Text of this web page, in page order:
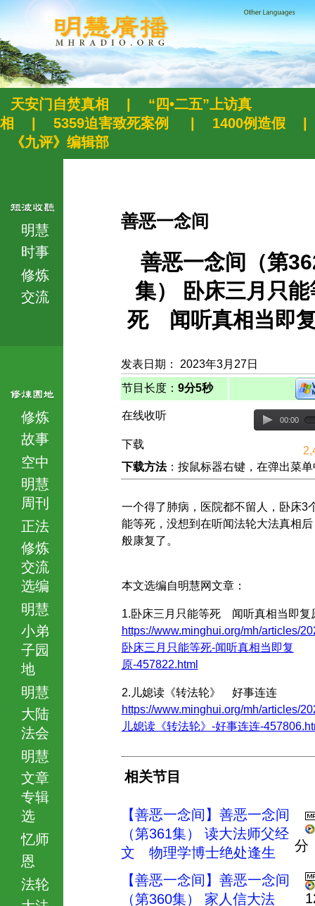
天安门自焚真相
“四•二五”上访真
相
5359迫害致死案例 1400例造假
《九评》编辑部
明慧
时事
修炼
交流
修炼
故事
空中
明慧
周刊
正法
修炼
交流
选编
明慧
小弟
子园
地
明慧
大陆
法会
明慧
文章
专辑
选
忆师
恩
法轮
善恶一念间
善恶一念间（第
集） 卧床三月只能
死 闻听真相当即
发表日期： 2023年3月27日
节目长度： 9分5秒
在线收听 00:00
下载
下载方法：按鼠标器右键，在弹出菜
一个得了肺病，医院都不留人，卧床3
能等死，没想到在听闻法轮大法真相
般康复了。
本文选编自明慧网文章：
1.卧床三月只能等死 闻听真相当即复
https://www.minghui.org/mh/articles/
卧床三月只能等死-闻听真相当即复
原-457822.html
2.儿媳读《转法轮》 好事连连
https://www.minghui.org/mh/articles/
儿媳读《转法轮》-好事连连-
相关节目
【善恶一念间】善恶一念间
（第361集） 读大法师父经
文 物理学博士绝处逢生
分
【善恶一念间】善恶一念间
（第360集） 家人信大法